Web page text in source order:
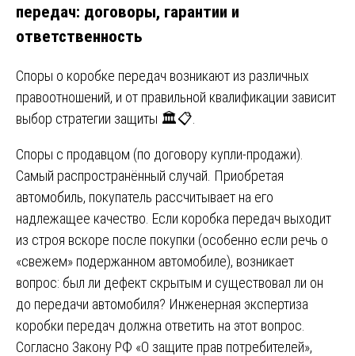
передач: договоры, гарантии и
ответственность
Споры о коробке передач возникают из различных
правоотношений, и от правильной квалификации зависит
выбор стратегии защиты 🏛️📋.
Споры с продавцом (по договору купли-продажи).
Самый распространённый случай. Приобретая
автомобиль, покупатель рассчитывает на его
надлежащее качество. Если коробка передач выходит
из строя вскоре после покупки (особенно если речь о
«свежем» подержанном автомобиле), возникает
вопрос: был ли дефект скрытым и существовал ли он
до передачи автомобиля? Инженерная экспертиза
коробки передач должна ответить на этот вопрос.
Согласно Закону РФ «О защите прав потребителей»,